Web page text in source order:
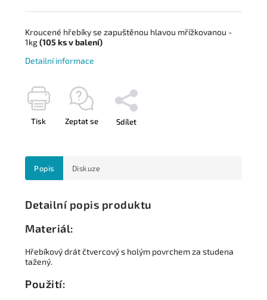
Kroucené hřebíky se zapuštěnou hlavou mřížkovanou -
1kg(105 ks v balení)
Detailní informace
Tisk Zeptat se Sdílet
Popis Diskuze
Detailní popis produktu
Materiál:
Hřebíkový drát čtvercový s holým povrchem za studena
tažený.
Použití: